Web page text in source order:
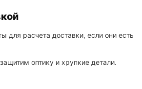
для расчета доставки, если они есть
оптику и хрупкие детали.